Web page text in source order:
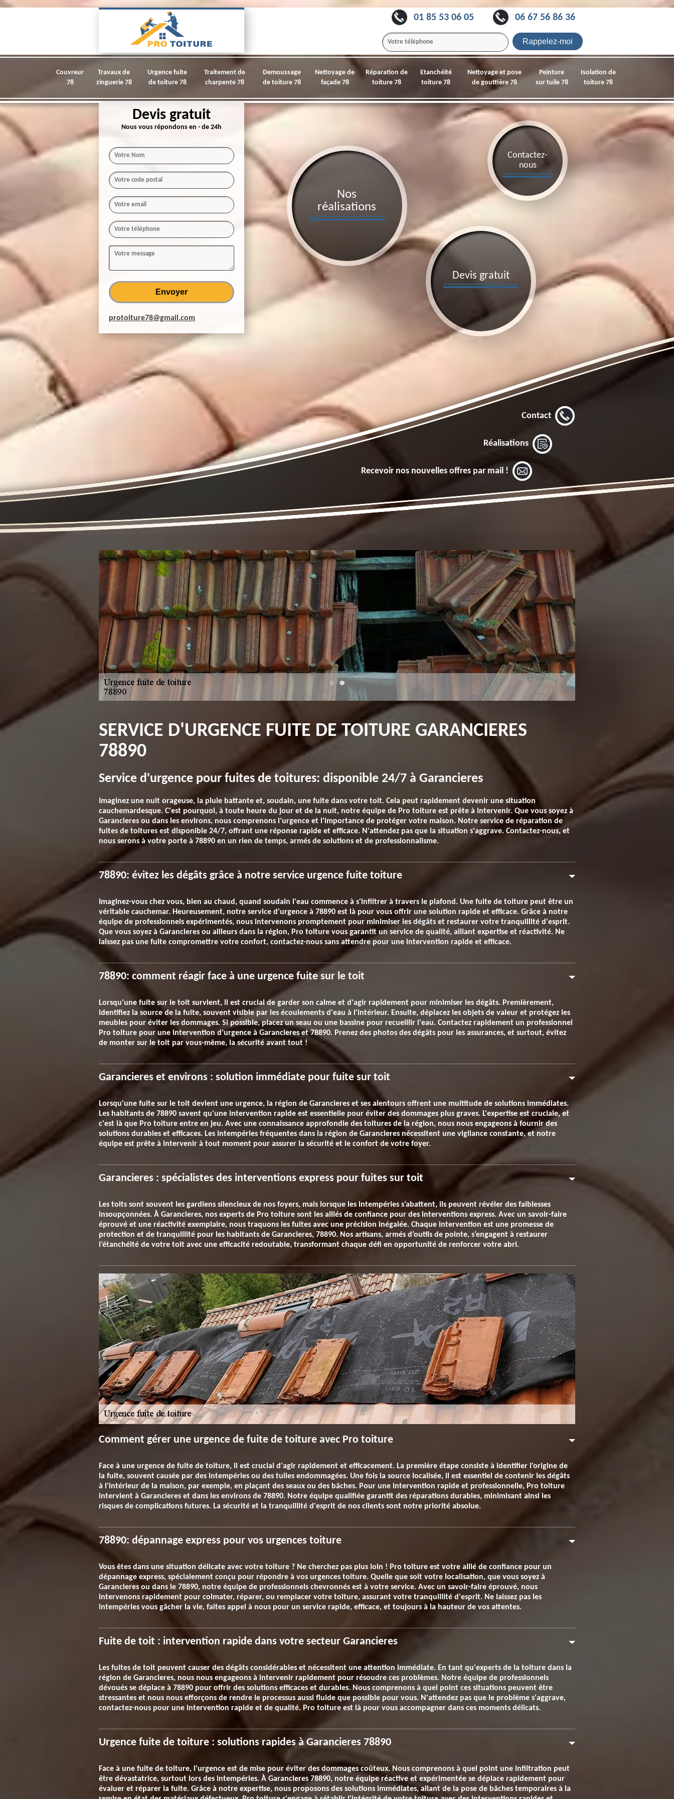
01 85 53 06 05 06 67 56 86 36
Couvreur
78
Travaux de
zinguerie 78
Urgence fuite
de toiture 78
Traitement de
charpente 78
Demoussage
de toiture 78
Nettoyage de
façade 78
Réparation de
toiture 78
Etanchéité
toiture 78
Nettoyage et pose
de gouttière 78
Peinture
sur tuile 78
Isolation de
toiture 78
Devis gratuit
Nous vous répondons en - de 24h
protoiture78@gmail.com
Devis gratuit
Contactez-
nous
Nos
réalisations
Contact
Réalisations
Recevoir nos nouvelles offres par mail !
SERVICE D'URGENCE FUITE DE TOITURE GARANCIERES
78890
Service d'urgence pour fuites de toitures: disponible 24/7 à Garancieres
Imaginez une nuit orageuse, la pluie battante et, soudain, une fuite dans votre toit. Cela peut rapidement devenir une situation
cauchemardesque. C'est pourquoi, à toute heure du jour et de la nuit, notre équipe de Pro toiture est prête à intervenir. Que vous soyez à
Garancieres ou dans les environs, nous comprenons l'urgence et l'importance de protéger votre maison. Notre service de réparation de
fuites de toitures est disponible 24/7, offrant une réponse rapide et efficace. N'attendez pas que la situation s'aggrave. Contactez-nous, et
nous serons à votre porte à 78890 en un rien de temps, armés de solutions et de professionnalisme.
78890: évitez les dégâts grâce à notre service urgence fuite toiture
Imaginez-vous chez vous, bien au chaud, quand soudain l'eau commence à s'infiltrer à travers le plafond. Une fuite de toiture peut être un
véritable cauchemar. Heureusement, notre service d'urgence à 78890 est là pour vous offrir une solution rapide et efficace. Grâce à notre
équipe de professionnels expérimentés, nous intervenons promptement pour minimiser les dégâts et restaurer votre tranquillité d'esprit.
Que vous soyez à Garancieres ou ailleurs dans la région, Pro toiture vous garantit un service de qualité, alliant expertise et réactivité. Ne
laissez pas une fuite compromettre votre confort, contactez-nous sans attendre pour une intervention rapide et efficace.
78890: comment réagir face à une urgence fuite sur le toit
Lorsqu'une fuite sur le toit survient, il est crucial de garder son calme et d'agir rapidement pour minimiser les dégâts. Premièrement,
identifiez la source de la fuite, souvent visible par les écoulements d'eau à l'intérieur. Ensuite, déplacez les objets de valeur et protégez les
meubles pour éviter les dommages. Si possible, placez un seau ou une bassine pour recueillir l'eau. Contactez rapidement un professionnel
Pro toiture pour une intervention d'urgence à Garancieres et 78890. Prenez des photos des dégâts pour les assurances, et surtout, évitez
de monter sur le toit par vous-même, la sécurité avant tout !
Garancieres et environs : solution immédiate pour fuite sur toit
Lorsqu'une fuite sur le toit devient une urgence, la région de Garancieres et ses alentours offrent une multitude de solutions immédiates.
Les habitants de 78890 savent qu'une intervention rapide est essentielle pour éviter des dommages plus graves. L'expertise est cruciale, et
c'est là que Pro toiture entre en jeu. Avec une connaissance approfondie des toitures de la région, nous nous engageons à fournir des
solutions durables et efficaces. Les intempéries fréquentes dans la région de Garancieres nécessitent une vigilance constante, et notre
équipe est prête à intervenir à tout moment pour assurer la sécurité et le confort de votre foyer.
Garancieres : spécialistes des interventions express pour fuites sur toit
Les toits sont souvent les gardiens silencieux de nos foyers, mais lorsque les intempéries s’abattent, ils peuvent révéler des faiblesses
insoupçonnées. À Garancieres, nos experts de Pro toiture sont les alliés de confiance pour des interventions express. Avec un savoir-faire
éprouvé et une réactivité exemplaire, nous traquons les fuites avec une précision inégalée. Chaque intervention est une promesse de
protection et de tranquillité pour les habitants de Garancieres, 78890. Nos artisans, armés d’outils de pointe, s’engagent à restaurer
l’étanchéité de votre toit avec une efficacité redoutable, transformant chaque défi en opportunité de renforcer votre abri.
Comment gérer une urgence de fuite de toiture avec Pro toiture
Face à une urgence de fuite de toiture, il est crucial d'agir rapidement et efficacement. La première étape consiste à identifier l'origine de
la fuite, souvent causée par des intempéries ou des tuiles endommagées. Une fois la source localisée, il est essentiel de contenir les dégâts
à l'intérieur de la maison, par exemple, en plaçant des seaux ou des bâches. Pour une intervention rapide et professionnelle, Pro toiture
intervient à Garancieres et dans les environs de 78890. Notre équipe qualifiée garantit des réparations durables, minimisant ainsi les
risques de complications futures. La sécurité et la tranquillité d'esprit de nos clients sont notre priorité absolue.
78890: dépannage express pour vos urgences toiture
Vous êtes dans une situation délicate avec votre toiture ? Ne cherchez pas plus loin ! Pro toiture est votre allié de confiance pour un
dépannage express, spécialement conçu pour répondre à vos urgences toiture. Quelle que soit votre localisation, que vous soyez à
Garancieres ou dans le 78890, notre équipe de professionnels chevronnés est à votre service. Avec un savoir-faire éprouvé, nous
intervenons rapidement pour colmater, réparer, ou remplacer votre toiture, assurant votre tranquillité d'esprit. Ne laissez pas les
intempéries vous gâcher la vie, faites appel à nous pour un service rapide, efficace, et toujours à la hauteur de vos attentes.
Fuite de toit : intervention rapide dans votre secteur Garancieres
Les fuites de toit peuvent causer des dégâts considérables et nécessitent une attention immédiate. En tant qu'experts de la toiture dans la
région de Garancieres, nous nous engageons à intervenir rapidement pour résoudre ces problèmes. Notre équipe de professionnels
dévoués se déplace à 78890 pour offrir des solutions efficaces et durables. Nous comprenons à quel point ces situations peuvent être
stressantes et nous nous efforçons de rendre le processus aussi fluide que possible pour vous. N'attendez pas que le problème s'aggrave,
contactez-nous pour une intervention rapide et de qualité. Pro toiture est là pour vous accompagner dans ces moments délicats.
Urgence fuite de toiture : solutions rapides à Garancieres 78890
Face à une fuite de toiture, l'urgence est de mise pour éviter des dommages coûteux. Nous comprenons à quel point une infiltration peut
être dévastatrice, surtout lors des intempéries. À Garancieres 78890, notre équipe réactive et expérimentée se déplace rapidement pour
évaluer et réparer la fuite. Grâce à notre expertise, nous proposons des solutions immédiates, allant de la pose de bâches temporaires à la